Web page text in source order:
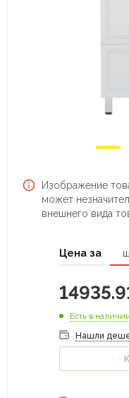
Изображение
может
внешнего вида
Цена за
Есть в
Нашли